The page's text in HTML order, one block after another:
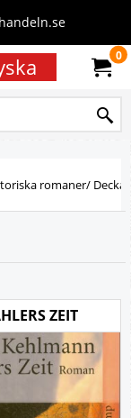
0
romaner/
ZEIT